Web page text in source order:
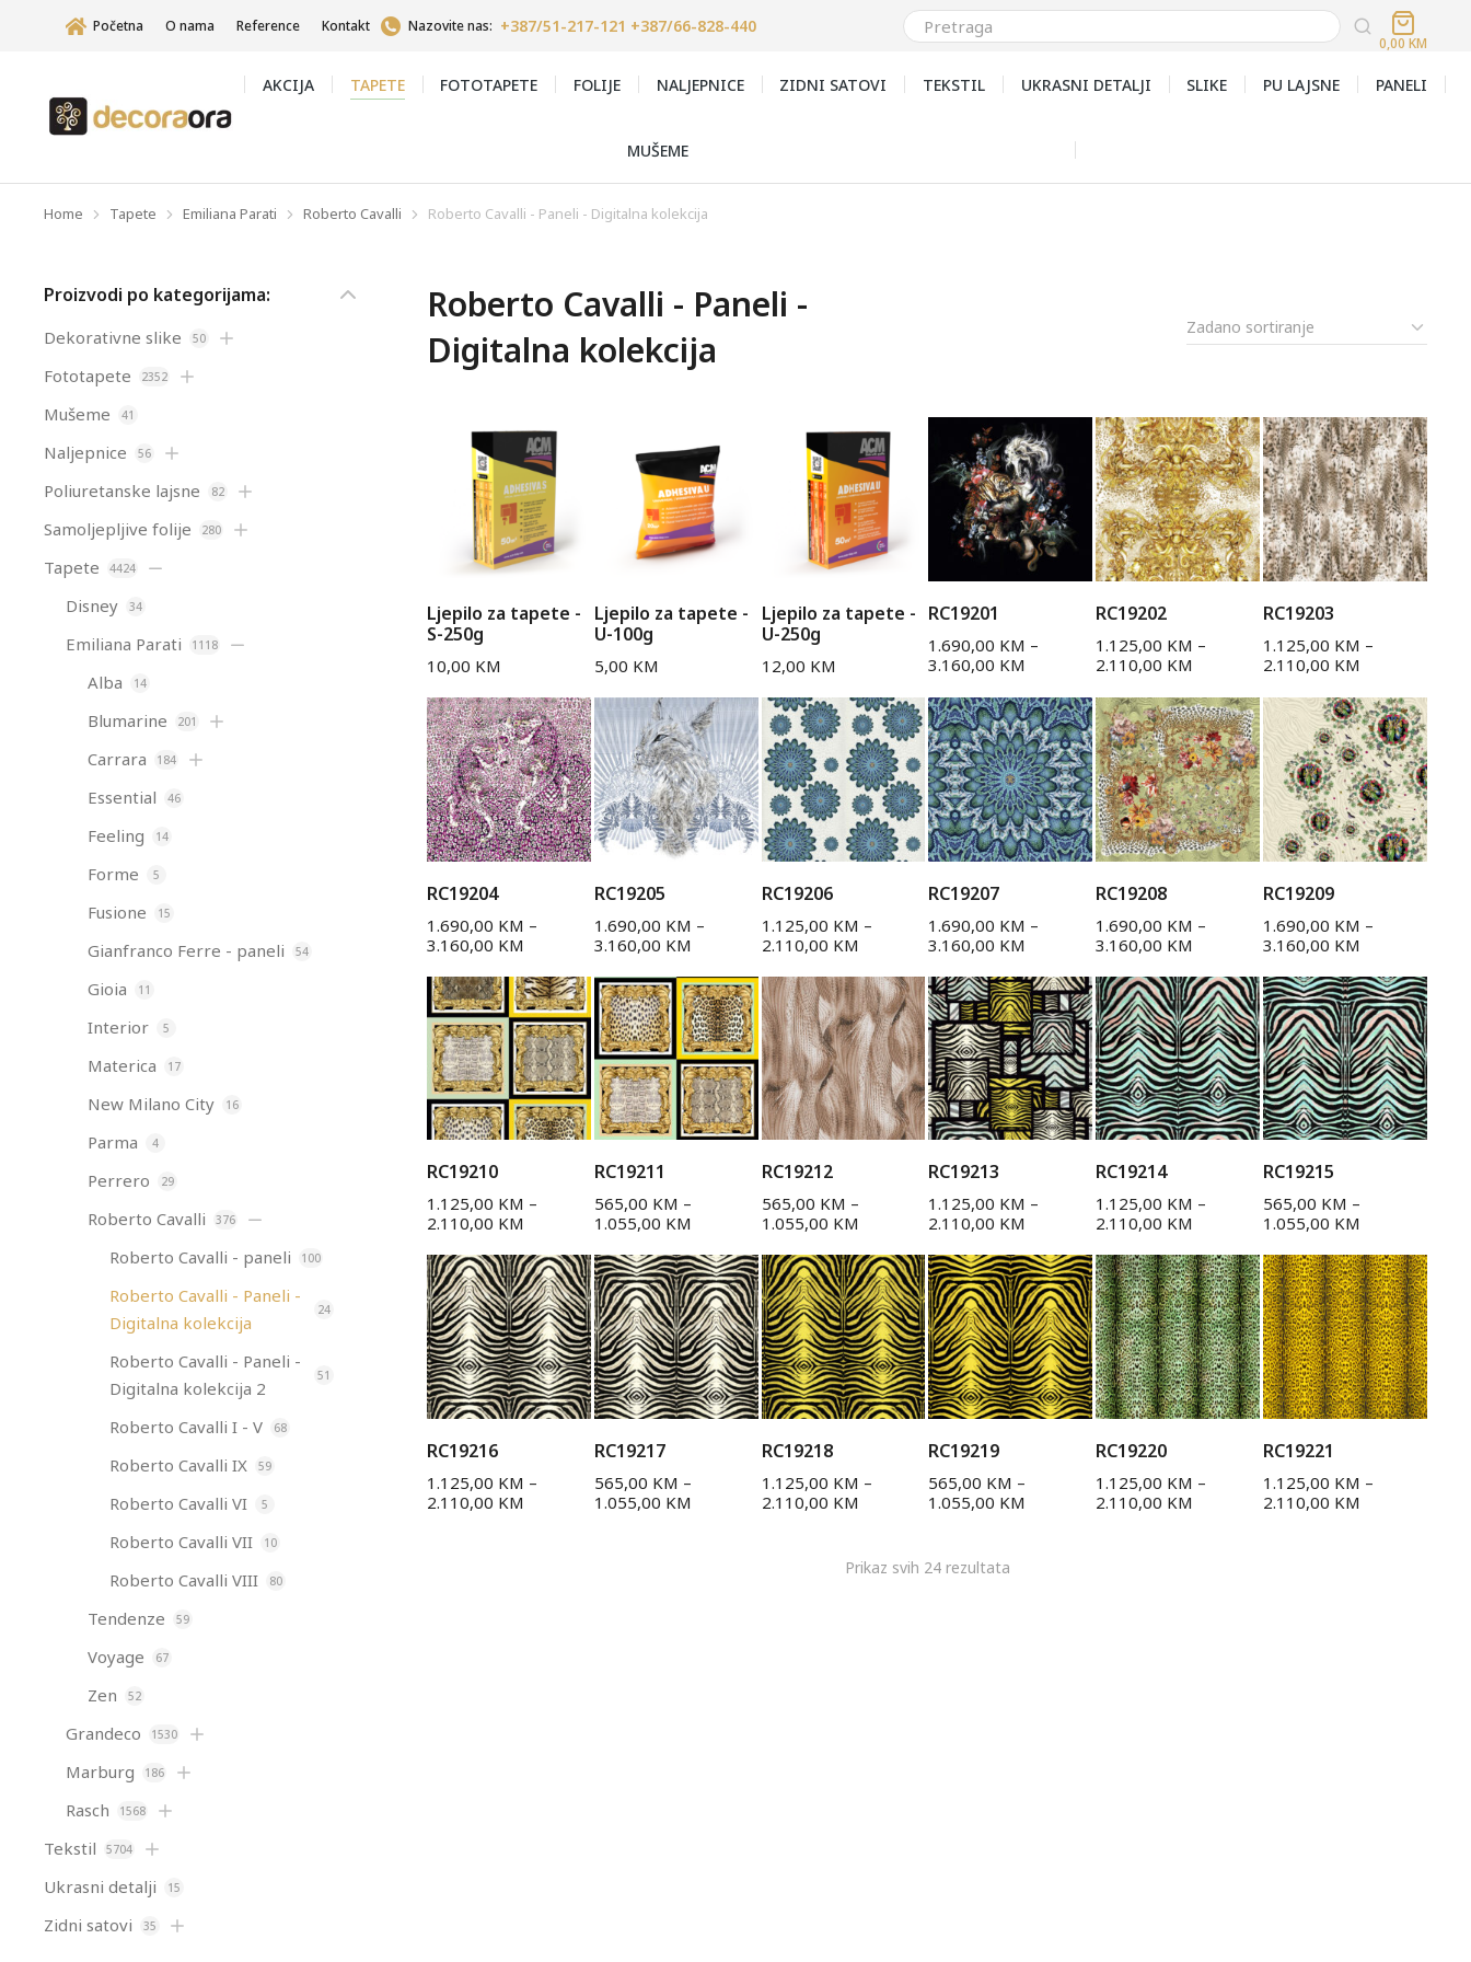
Početna O nama Reference Kontakt Nazovite nas: +387/51-217-121 +387/66-828-440
0,00 KM
AKCIJA TAPETE FOTOTAPETE FOLIJE NALJEPNICE ZIDNI SATOVI TEKSTIL UKRASNI DETALJI SLIKE PU LAJSNE PANELI
MUŠEME
You are here:
Home Tapete Emiliana Parati Roberto Cavalli Roberto Cavalli - Paneli - Digitalna kolekcija
Proizvodi po kategorijama:
Dekorativne slike 50
Fototapete 2352
Mušeme 41
Naljepnice 56
Poliuretanske lajsne 82
Samoljepljive folije 280
Tapete 4424
Disney 34
Emiliana Parati 1118
Alba 14
Blumarine 201
Carrara 184
Essential 46
Feeling 14
Forme 5
Fusione 15
Gianfranco Ferre - paneli 54
Gioia 11
Interior 5
Materica 17
New Milano City 16
Parma 4
Perrero 29
Roberto Cavalli 376
Roberto Cavalli - paneli 100
Roberto Cavalli - Paneli -
Digitalna kolekcija
24
Roberto Cavalli - Paneli -
Digitalna kolekcija 2
51
Roberto Cavalli I - V 68
Roberto Cavalli IX 59
Roberto Cavalli VI 5
Roberto Cavalli VII 10
Roberto Cavalli VIII 80
Tendenze 59
Voyage 67
Zen 52
Grandeco 1530
Marburg 186
Rasch 1568
Tekstil 5704
Ukrasni detalji 15
Zidni satovi 35
Roberto Cavalli - Paneli -
Digitalna kolekcija
Ljepilo za tapete -
S-250g
10,00 KM
Ljepilo za tapete -
U-100g
5,00 KM
Ljepilo za tapete -
U-250g
12,00 KM
RC19201
1.690,00 KM –
3.160,00 KM
RC19202
1.125,00 KM –
2.110,00 KM
RC19203
1.125,00 KM –
2.110,00 KM
RC19204
1.690,00 KM –
3.160,00 KM
RC19205
1.690,00 KM –
3.160,00 KM
RC19206
1.125,00 KM –
2.110,00 KM
RC19207
1.690,00 KM –
3.160,00 KM
RC19208
1.690,00 KM –
3.160,00 KM
RC19209
1.690,00 KM –
3.160,00 KM
RC19210
1.125,00 KM –
2.110,00 KM
RC19211
565,00 KM –
1.055,00 KM
RC19212
565,00 KM –
1.055,00 KM
RC19213
1.125,00 KM –
2.110,00 KM
RC19214
1.125,00 KM –
2.110,00 KM
RC19215
565,00 KM –
1.055,00 KM
RC19216
1.125,00 KM –
2.110,00 KM
RC19217
565,00 KM –
1.055,00 KM
RC19218
1.125,00 KM –
2.110,00 KM
RC19219
565,00 KM –
1.055,00 KM
RC19220
1.125,00 KM –
2.110,00 KM
RC19221
1.125,00 KM –
2.110,00 KM
Prikaz svih 24 rezultata